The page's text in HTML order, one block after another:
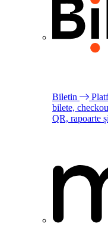
Biletin
bilete,
QR, rapoarte